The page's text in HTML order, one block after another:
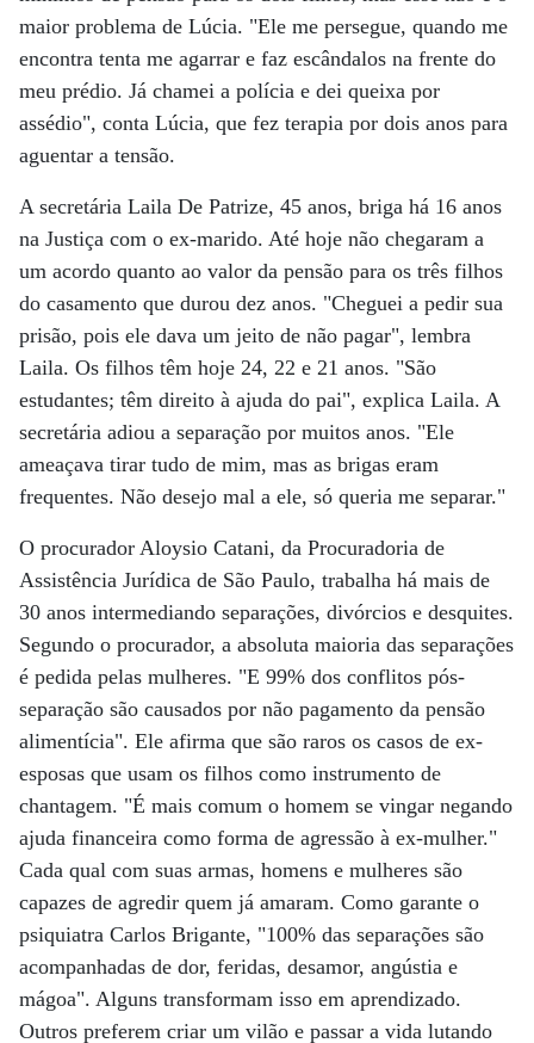
maior problema de Lúcia. "Ele me persegue, quando me
encontra tenta me agarrar e faz escândalos na frente do
meu prédio. Já chamei a polícia e dei queixa por
assédio", conta Lúcia, que fez terapia por dois anos para
aguentar a tensão.
A secretária Laila De Patrize, 45 anos, briga há 16 anos
na Justiça com o ex-marido. Até hoje não chegaram a
um acordo quanto ao valor da pensão para os três filhos
do casamento que durou dez anos. "Cheguei a pedir sua
prisão, pois ele dava um jeito de não pagar", lembra
Laila. Os filhos têm hoje 24, 22 e 21 anos. "São
estudantes; têm direito à ajuda do pai", explica Laila. A
secretária adiou a separação por muitos anos. "Ele
ameaçava tirar tudo de mim, mas as brigas eram
frequentes. Não desejo mal a ele, só queria me separar."
O procurador Aloysio Catani, da Procuradoria de
Assistência Jurídica de São Paulo, trabalha há mais de
30 anos intermediando separações, divórcios e desquites.
Segundo o procurador, a absoluta maioria das separações
é pedida pelas mulheres. "E 99% dos conflitos pós-
separação são causados por não pagamento da pensão
alimentícia". Ele afirma que são raros os casos de ex-
esposas que usam os filhos como instrumento de
chantagem. "É mais comum o homem se vingar negando
ajuda financeira como forma de agressão à ex-mulher."
Cada qual com suas armas, homens e mulheres são
capazes de agredir quem já amaram. Como garante o
psiquiatra Carlos Brigante, "100% das separações são
acompanhadas de dor, feridas, desamor, angústia e
mágoa". Alguns transformam isso em aprendizado.
Outros preferem criar um vilão e passar a vida lutando